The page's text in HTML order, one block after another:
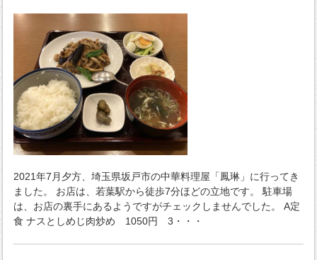
2021年7月夕方、埼玉県坂戸市の中華料理屋「鳳琳」に行ってき
ました。 お店は、若葉駅から徒歩7分ほどの立地です。 駐車場
は、お店の裏手にあるようですがチェックしませんでした。 A定
食 ナスとしめじ肉炒め 1050円 3・・・